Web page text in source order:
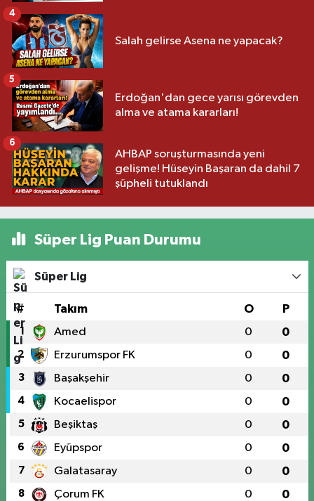
Salah gelirse Asena ne yapacak?
4
Erdoğan'dan gece yarısı görevden
alma ve atama kararları!
5
AHBAP soruşturmasında yeni
gelişme! Hüseyin Başaran da dahil 7
şüpheli tutuklandı
6
Süper Lig Puan Durumu
Süper Lig
# Takım O P
1 Amed 0 0
2 Erzurumspor FK 0 0
3 Başakşehir 0 0
4 Kocaelispor 0 0
5 Beşiktaş 0 0
6 Eyüpspor 0 0
7 Galatasaray 0 0
8 Çorum FK 0 0